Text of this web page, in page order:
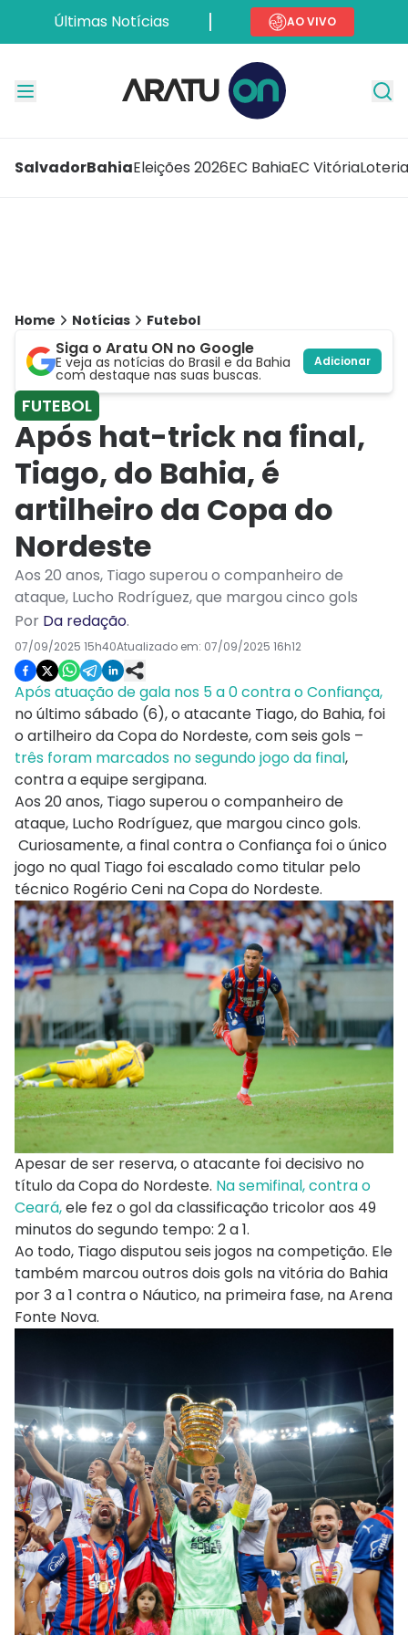
Últimas Notícias AO VIVO
SalvadorBahiaEleições 2026EC BahiaEC Vitória
Home Notícias Futebol
Siga o Aratu ON no Google
E veja as notícias do Brasil e da Bahia
com destaque nas suas buscas.
Adicionar
FUTEBOL
Após hat-trick na final,
Tiago, do Bahia, é
artilheiro da Copa do
Nordeste
Aos 20 anos, Tiago superou o companheiro de
ataque, Lucho Rodríguez, que margou cinco gols
Por Da redação.
07/09/2025 15h40Atualizado em: 07/09/2025 16h12
Após atuação de gala nos 5 a 0 contra o Confiança,
no último sábado (6), o atacante Tiago, do Bahia, foi
o artilheiro da Copa do Nordeste, com seis gols –
três foram marcados no segundo jogo da final,
contra a equipe sergipana.
Aos 20 anos, Tiago superou o companheiro de
ataque, Lucho Rodríguez, que margou cinco gols.
Curiosamente, a final contra o Confiança foi o único
jogo no qual Tiago foi escalado como titular pelo
técnico Rogério Ceni na Copa do Nordeste.
Apesar de ser reserva, o atacante foi decisivo no
título da Copa do Nordeste. Na semifinal, contra o
Ceará,ele fez o gol da classificação tricolor aos 49
minutos do segundo tempo: 2 a 1.
Ao todo, Tiago disputou seis jogos na competição. Ele
também marcou outros dois gols na vitória do Bahia
por 3 a 1 contra o Náutico, na primeira fase, na Arena
Fonte Nova.